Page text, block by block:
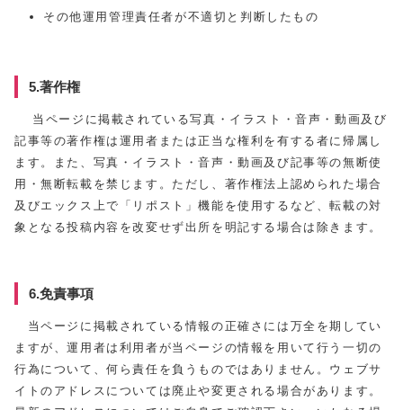
その他運用管理責任者が不適切と判断したもの
5.著作権
当ページに掲載されている写真・イラスト・音声・動画及び
記事等の著作権は運用者または正当な権利を有する者に帰属し
ます。また、写真・イラスト・音声・動画及び記事等の無断使
用・無断転載を禁じます。ただし、著作権法上認められた場合
及びエックス上で「リポスト」機能を使用するなど、転載の対
象となる投稿内容を改変せず出所を明記する場合は除きます。
6.免責事項
当ページに掲載されている情報の正確さには万全を期してい
ますが、運用者は利用者が当ページの情報を用いて行う一切の
行為について、何ら責任を負うものではありません。ウェブサ
イトのアドレスについては廃止や変更される場合があります。